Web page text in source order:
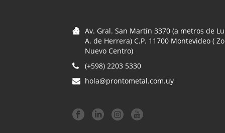
Av. Gral. San Martín 3370 (a metros de
A. de Herrera) C.P. 11700 Montevideo (
Nuevo Centro)
(+598) 2203 5330
hola@prontometal.com.uy